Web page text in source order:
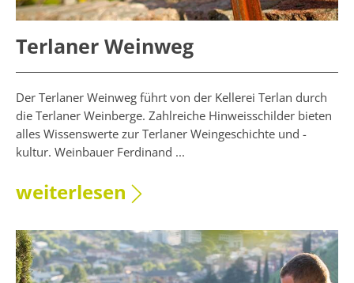
Terlaner Weinweg
Der Terlaner Weinweg führt von der Kellerei Terlan durch
die Terlaner Weinberge. Zahlreiche Hinweisschilder bieten
alles Wissenswerte zur Terlaner Weingeschichte und -
kultur. Weinbauer Ferdinand ...
weiterlesen